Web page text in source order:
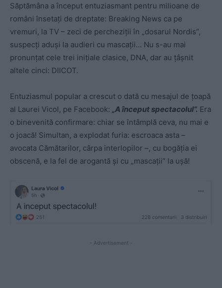
Săptămâna a început entuziasmant pentru milioane de
români însetați de dreptate: Breaking News ca pe
vremuri, la TV – zeci de percheziții în „dosarul Nordis”,
suspecți aduși la audieri cu mascații… Nu s-au mai
pronunțat cele trei inițiale clasice, DNA, dar au țâșnit
altele cinci: DIICOT.
Entuziasmul popular a crescut o dată cu mesajul de țoapă
al Laurei Vicol, pe Facebook: „A început spectacolul”. Era
o binevenită confirmare: chiar se întâmplă ceva, nu mai e
o joacă! Simultan, a explodat furia: escroaca asta –
avocata Cămătarilor, cârpa interlopilor –, cu bogăția ei
obscenă, e la fel de arogantă și cu „mascații” la ușă!
- Advertisement -